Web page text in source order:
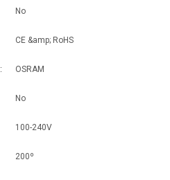
No
CE &amp; RoHS
OSRAM
No
100-240V
200º